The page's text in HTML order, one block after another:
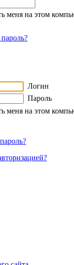
меня на этом
Логин
Пароль
меня на этом